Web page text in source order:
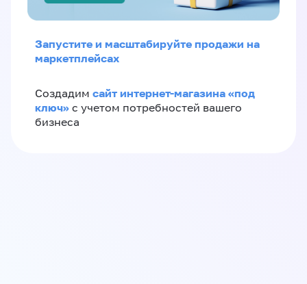
Запустите и масштабируйте продажи на
маркетплейсах
Создадим сайт интернет-магазина «под
ключ» с учетом потребностей вашего
бизнеса